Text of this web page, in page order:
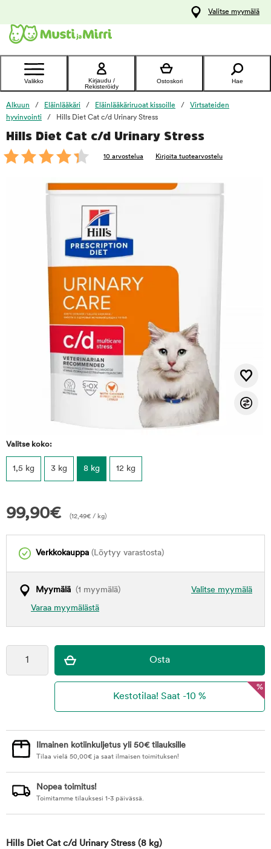
Ota yhteyttä
asiakaspalveluun
Valitse myymälä
Valikko
Kirjaudu /
Rekisteröidy
Ostoskori Hae
Alkuun Eläinlääkäri Eläinlääkäriruoat kissoille
Virtsateiden
hyvinvointi
Hills Diet Cat c/d Urinary Stress
Hills Diet Cat c/d Urinary Stress
10 arvostelua Kirjoita tuotearvostelu
Valitse koko:
1,5 kg 3 kg 8 kg 12 kg
99,90€ (12,49€ / kg)
Verkkokauppa (Löytyy varastosta)
Valitse myymälä
Myymälä (1 myymälä)
Varaa myymälästä
foo
%
Ilmainen kotiinkuljetus yli 50€ tilauksille
Tilaa vielä 50,00€ ja saat ilmaisen toimituksen!
Nopea toimitus!
Toimitamme tilauksesi 1-3 päivässä.
Hills Diet Cat c/d Urinary Stress (8 kg)